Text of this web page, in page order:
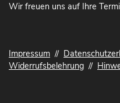
Wir freuen uns auf Ihre
Impressum //
Widerrufsbelehrung //